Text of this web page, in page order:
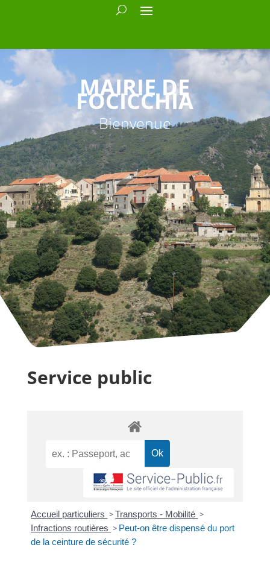
MAIRIE DE
FOCICCHIA
Bienvenue
Service public
Accueil particuliers >Transports - Mobilité >
Infractions routières > Peut-on être dispensé du port
de la ceinture de sécurité ?